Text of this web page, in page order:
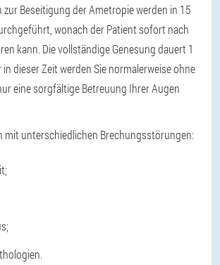
zur Beseitigung der Ametropie werden in 15
wonach der Patient sofort nach
kann. Die vollständige Genesung dauert 1
in dieser Zeit werden Sie normalerweise ohne
eine sorgfältige Betreuung Ihrer Augen
mit unterschiedlichen Brechungsstörungen: